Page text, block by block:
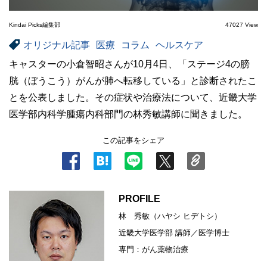
Kindai Picks編集部 47027 View
オリジナル記事 医療 コラム
ヘルスケア
キャスターの小倉智昭さんが10月4日、「ステージ4の膀
胱（ぼうこう）がんが肺へ転移している」と診断されたこ
とを公表しました。その症状や治療法について、近畿大学
医学部内科学腫瘍内科部門の林秀敏講師に聞きました。
この記事をシェア
PROFILE
林 秀敏（ハヤシ ヒデトシ）
近畿大学医学部 講師／医学博士
専門：がん薬物治療